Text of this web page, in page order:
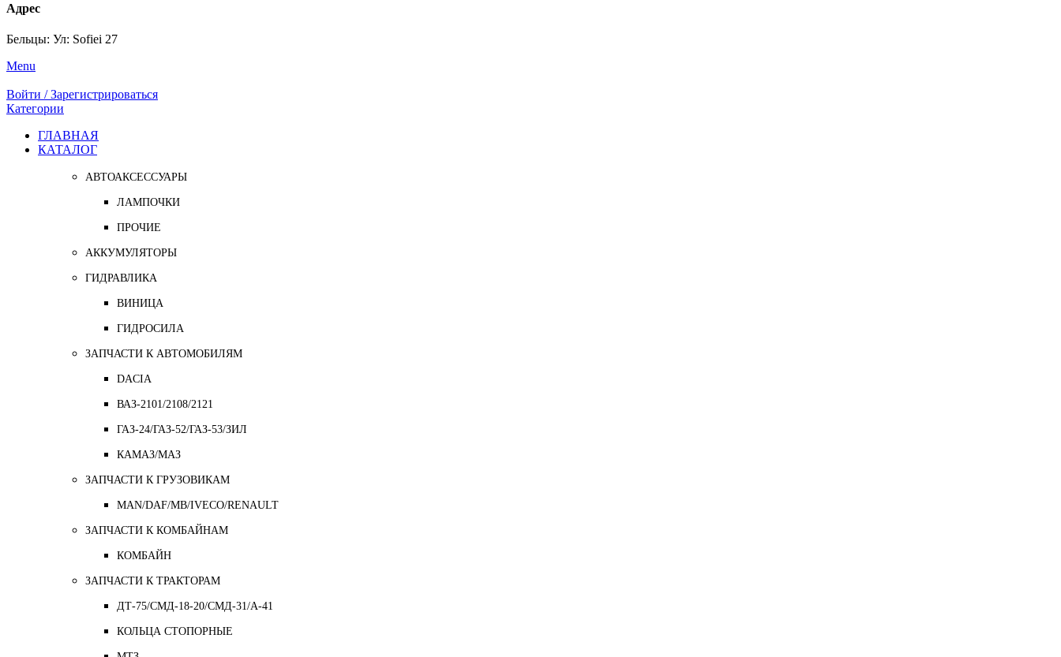
Адрес
Бельцы: Ул: Sofiei 27
Menu
Войти / Зарегистрироваться
Категории
ГЛАВНАЯ
КАТАЛОГ
АВТОАКСЕССУАРЫ
ЛАМПОЧКИ
ПРОЧИЕ
АККУМУЛЯТОРЫ
ГИДРАВЛИКА
ВИНИЦА
ГИДРОСИЛА
ЗАПЧАСТИ К АВТОМОБИЛЯМ
DACIA
ВАЗ-2101/2108/2121
ГАЗ-24/ГАЗ-52/ГАЗ-53/ЗИЛ
КАМАЗ/МАЗ
ЗАПЧАСТИ К ГРУЗОВИКАМ
MAN/DAF/MB/IVECO/RENAULT
ЗАПЧАСТИ К КОМБАЙНАМ
КОМБАЙН
ЗАПЧАСТИ К ТРАКТОРАМ
ДТ-75/СМД-18-20/СМД-31/A-41
КОЛЬЦА СТОПОРНЫЕ